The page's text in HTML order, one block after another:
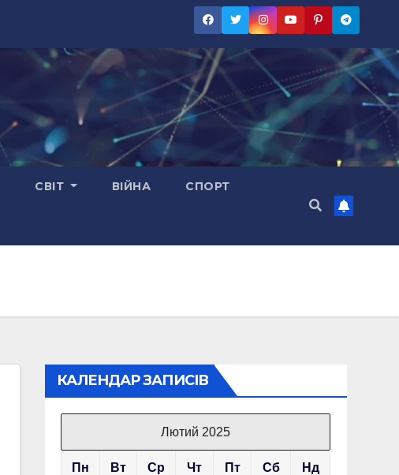
СВІТ ВІЙНА СПОРТ
КАЛЕНДАР ЗАПИСІВ
Лютий 2025
Пн Вт Ср Чт Пт Сб Нд